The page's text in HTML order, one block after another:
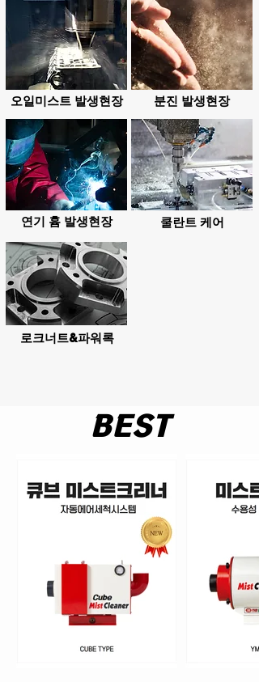
오일미스트 발생현장 분진 발생현장
연기 흄 발생현장 쿨란트 케어
로크너트&파워록
BEST